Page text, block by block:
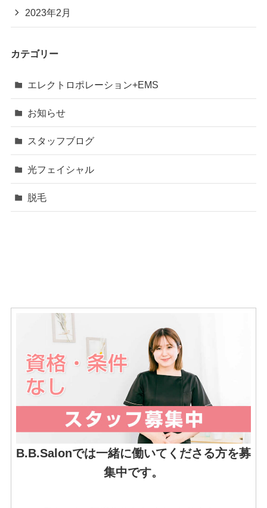
2023年2月
カテゴリー
エレクトロポレーション+EMS
お知らせ
スタッフブログ
光フェイシャル
脱毛
B.B.Salonでは一緒に働いてくださる方を募
集中です。